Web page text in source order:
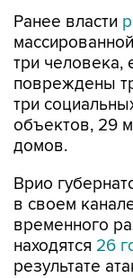
Ранее власти
три человека,
повреждены
три
объектов, 29
домов.
Врио
в своем
временного
находятся 26
результате